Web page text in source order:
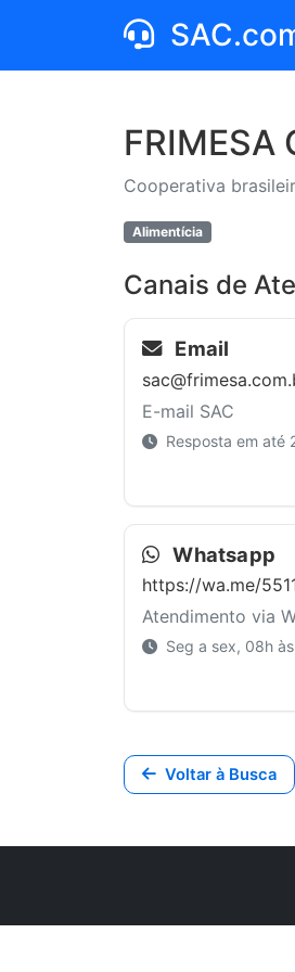
FRIMESA
Cooperativa
Alimentícia
Canais de
Email
E-mail SAC
Resposta em até
Whatsapp
https://wa.me/
Atendimento via
Seg a sex, 08h
Voltar à Busca